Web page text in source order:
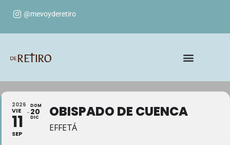
@mevoyderetiro
2026
VIE
11
SEP
DOM
20
DIC OBISPADO DE CUENCA
EFFETÁ